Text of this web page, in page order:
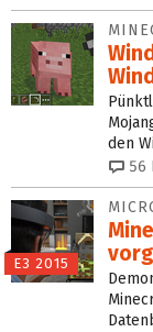
den
56
E3 2015